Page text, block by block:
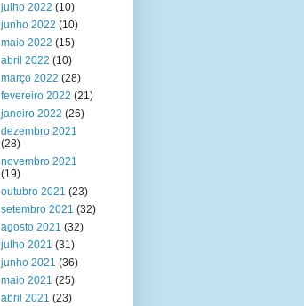
julho 2022 (10)
junho 2022 (10)
maio 2022 (15)
abril 2022 (10)
março 2022 (28)
fevereiro 2022 (21)
janeiro 2022 (26)
dezembro 2021
(28)
novembro 2021
(19)
outubro 2021 (23)
setembro 2021 (32)
agosto 2021 (32)
julho 2021 (31)
junho 2021 (36)
maio 2021 (25)
abril 2021 (23)